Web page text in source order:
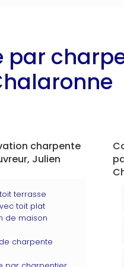
charpente
Julien
terrasse
toit plat
de maison
charpente